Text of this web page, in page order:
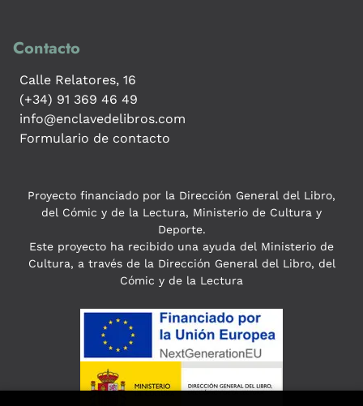
Contacto
Calle Relatores, 16
(+34) 91 369 46 49
info@enclavedelibros.com
Formulario de contacto
Proyecto financiado por la Dirección General del Libro,
del Cómic y de la Lectura, Ministerio de Cultura y
Deporte.
Este proyecto ha recibido una ayuda del Ministerio de
Cultura, a través de la Dirección General del Libro, del
Cómic y de la Lectura